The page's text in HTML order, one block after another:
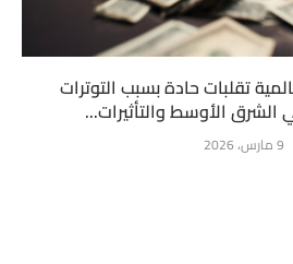
تقلبات حادة بسبب التوترات
الشرق الأوسط والتأثيرات...
9 مارس، 2026